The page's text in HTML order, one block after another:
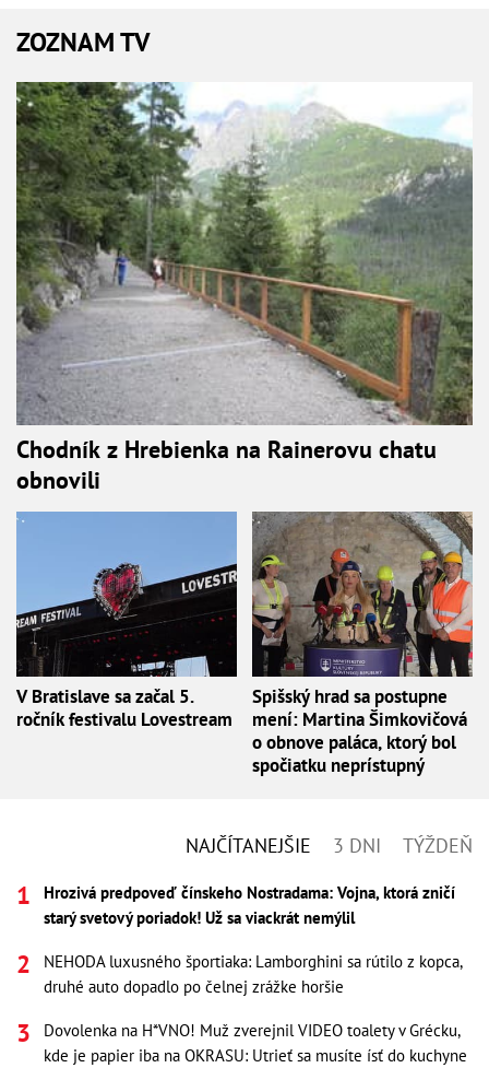
ZOZNAM TV
Chodník z Hrebienka na Rainerovu chatu
obnovili
V Bratislave sa začal 5.
ročník festivalu Lovestream
Spišský hrad sa postupne
mení: Martina Šimkovičová
o obnove paláca, ktorý bol
spočiatku neprístupný
NAJČÍTANEJŠIE 3 DNI TÝŽDEŇ
Hrozivá predpoveď čínskeho Nostradama: Vojna, ktorá zničí
starý svetový poriadok! Už sa viackrát nemýlil
NEHODA luxusného športiaka: Lamborghini sa rútilo z kopca,
druhé auto dopadlo po čelnej zrážke horšie
Dovolenka na H*VNO! Muž zverejnil VIDEO toalety v Grécku,
kde je papier iba na OKRASU: Utrieť sa musíte ísť do kuchyne